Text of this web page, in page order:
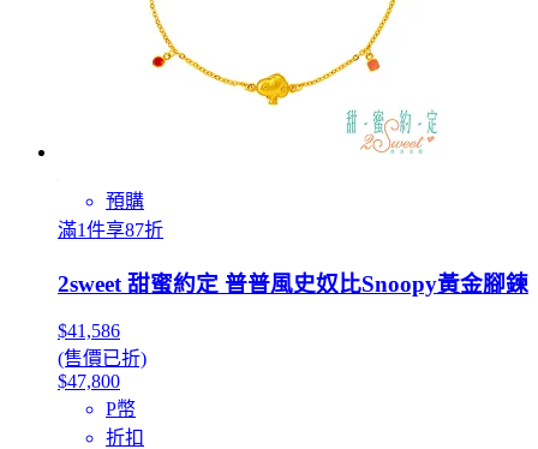
預購
滿1件享87折
2sweet 甜蜜約定 普普風史奴比Snoopy黃金腳鍊
$41,586
(售價已折)
$47,800
P幣
折扣